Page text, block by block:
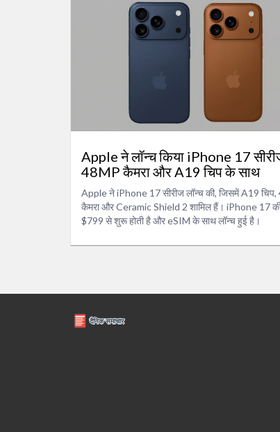
Apple ने लॉन्च किया iPhone 17
48MP कैमरा और A19 चिप के साथ
Apple ने iPhone 17 सीरीज लॉन्च की, जिसमें A19
कैमरा और Ceramic Shield 2 शामिल हैं। iPhone 17
$799 से शुरू होती है और eSIM के साथ लॉन्च हुई है।